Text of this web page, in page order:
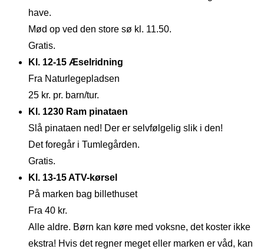
have.
Mød op ved den store sø kl. 11.50.
Gratis.
Kl. 12-15 Æselridning
Fra Naturlegepladsen
25 kr. pr. barn/tur.
Kl. 1230 Ram pinataen
Slå pinataen ned! Der er selvfølgelig slik i den!
Det foregår i Tumlegården.
Gratis.
Kl. 13-15 ATV-kørsel
På marken bag billethuset
Fra 40 kr.
Alle aldre. Børn kan køre med voksne, det koster ikke
ekstra! Hvis det regner meget eller marken er våd, kan